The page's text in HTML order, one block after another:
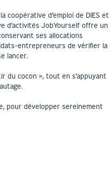
d’emploi de DIES et
d’activités JobYourself offre un
ses allocations
entrepreneurs de vérifier la
lancer.
cocon », tout en s’appuyant
pour développer sereinement